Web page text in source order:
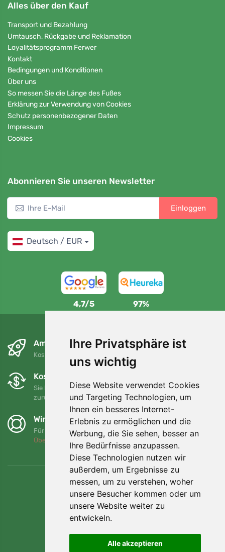
Ihre Privatsphäre ist
uns wichtig
Diese Website verwendet Cookies
und Targeting Technologien, um
Ihnen ein besseres Internet-
Erlebnis zu ermöglichen und die
Werbung, die Sie sehen, besser an
Ihre Bedürfnisse anzupassen.
Diese Technologien nutzen wir
außerdem, um Ergebnisse zu
messen, um zu verstehen, woher
unsere Besucher kommen oder um
unsere Website weiter zu
entwickeln.
Alle akzeptieren
Alles über den Kauf
Transport und Bezahlung
Umtausch, Rückgabe und Reklamation
Loyalitätsprogramm Ferwer
Kontakt
Bedingungen und Konditionen
Über uns
So messen Sie die Länge des Fußes
Erklärung zur Verwendung von Cookies
Schutz personenbezogener Daten
Impressum
Cookies
Abonnieren Sie unseren Newsletter
Einloggen
Deutsch / EUR
4,7/5 97%
Am nächsten Tag und kostenlos
Kostenloser Versand für Bestellungen über 80 EUR
Kostenloser Umtausch und Rückgabe
Sie können Ihre Bestellung jederzeit innerhalb von 90 Tagen
zurückgeben oder umtauschen.
Wir unterstützen Trees.org
Für jede Bestellung pflanzen wir einen Baum! Mehr lesen
Über uns